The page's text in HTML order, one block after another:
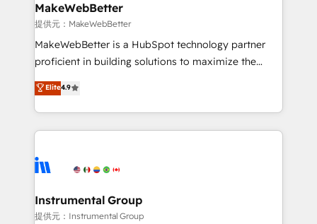
market execution. Why B2B Businesses Choose RP: -
Secure: Soc2 compliant 🛡️ - Pricing: Implementations
starting at $1,5k 💵 - Speed: Launch in 14 days ⚡ -
Global: 75+ RPers across five continents 🌐 - Scale:
HubSpot Partner 🪴 - Sales Hub: More
implementations than any other Partner 💻 -
agency for an Ops problem. Don't hire a technical
agency for a growth problem. Hire a partner built to
MakeWebBetter
提供元：MakeWebBetter
MakeWebBetter is a HubSpot technology partner
proficient in building solutions to maximize the
operational efficiency of HubSpot. The fastest-
growing tech-enabler & facilitator, MakeWebBetter,
hands you the blend of HubSpot expertise &
eminent solutions & integrations. Trust us to
Elite Partners with 10+ years of HubSpot experience
Premier Partner 2023 🌟5 HubSpot Accreditations 🌟
Won HubSpot Theme Challenge 2021 🌟INBOUND’19
Elite4.9
Instrumental Group
提供元：Instrumental Group